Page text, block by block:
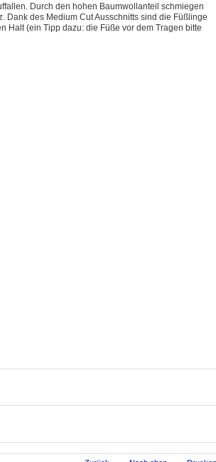
Durch den hohen Baumwollanteil schmiegen
Dank des Medium Cut Ausschnitts sind die Füßlinge
Halt (ein Tipp dazu: die Füße vor dem Tragen bitte